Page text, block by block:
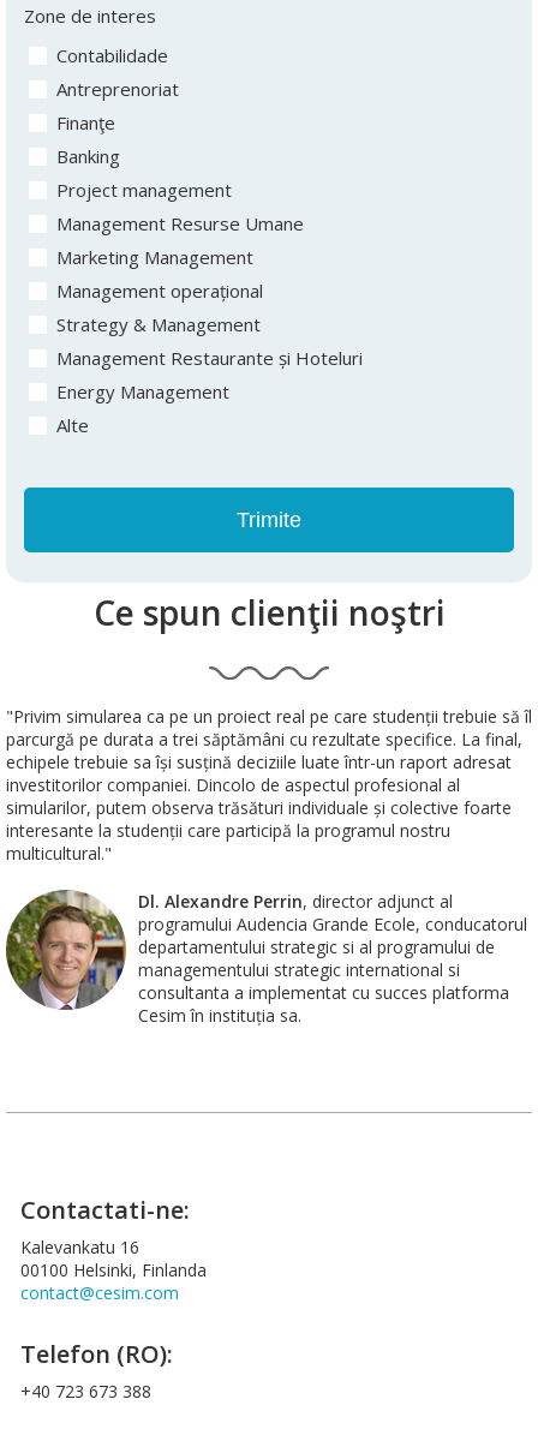
Zone de interes
Contabilidade
Antreprenoriat
Finanţe
Banking
Project management
Management Resurse Umane
Marketing Management
Management operațional
Strategy & Management
Management Restaurante și Hoteluri
Energy Management
Alte
Ce spun clienţii noştri
"Privim simularea ca pe un proiect real pe care studenții trebuie să îl
parcurgă pe durata a trei săptămâni cu rezultate specifice. La final,
echipele trebuie sa își susțină deciziile luate într-un raport adresat
investitorilor companiei. Dincolo de aspectul profesional al
simularilor, putem observa trăsături individuale și colective foarte
interesante la studenții care participă la programul nostru
multicultural."
Dl. Alexandre Perrin, director adjunct al
programului Audencia Grande Ecole, conducatorul
departamentului strategic si al programului de
managementului strategic international si
consultanta a implementat cu succes platforma
Cesim în instituția sa.
Contactati-ne:
Kalevankatu 16
00100 Helsinki, Finlanda
contact@cesim.com
Telefon (RO):
+40 723 673 388